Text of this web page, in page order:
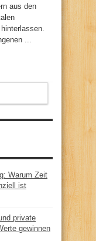
aus den
...
Warum Zeit
ist
private
gewinnen